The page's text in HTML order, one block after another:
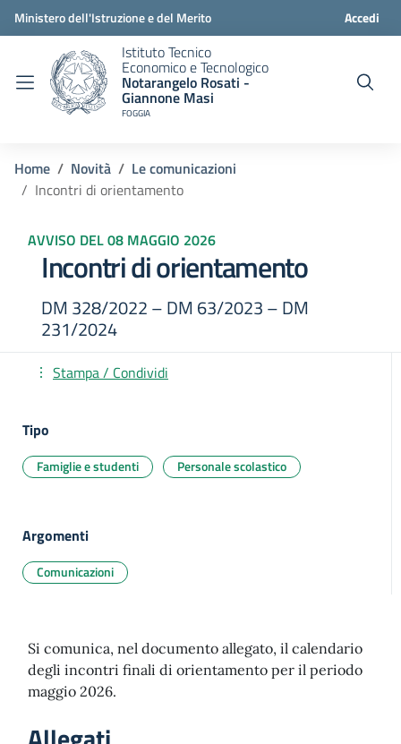
Ministero dell'Istruzione e del Merito Accedi
Istituto Tecnico
Economico e Tecnologico
Notarangelo Rosati -
Giannone Masi
FOGGIA
Home Novità
Le comunicazioni
Incontri di orientamento
AVVISO DEL 08 MAGGIO 2026
Incontri di orientamento
DM 328/2022 – DM 63/2023 – DM
231/2024
Stampa / Condividi
Tipo
Famiglie e studenti Personale scolastico
Argomenti
Comunicazioni
Si comunica, nel documento allegato, il calendario
degli incontri finali di orientamento per il periodo
maggio 2026.